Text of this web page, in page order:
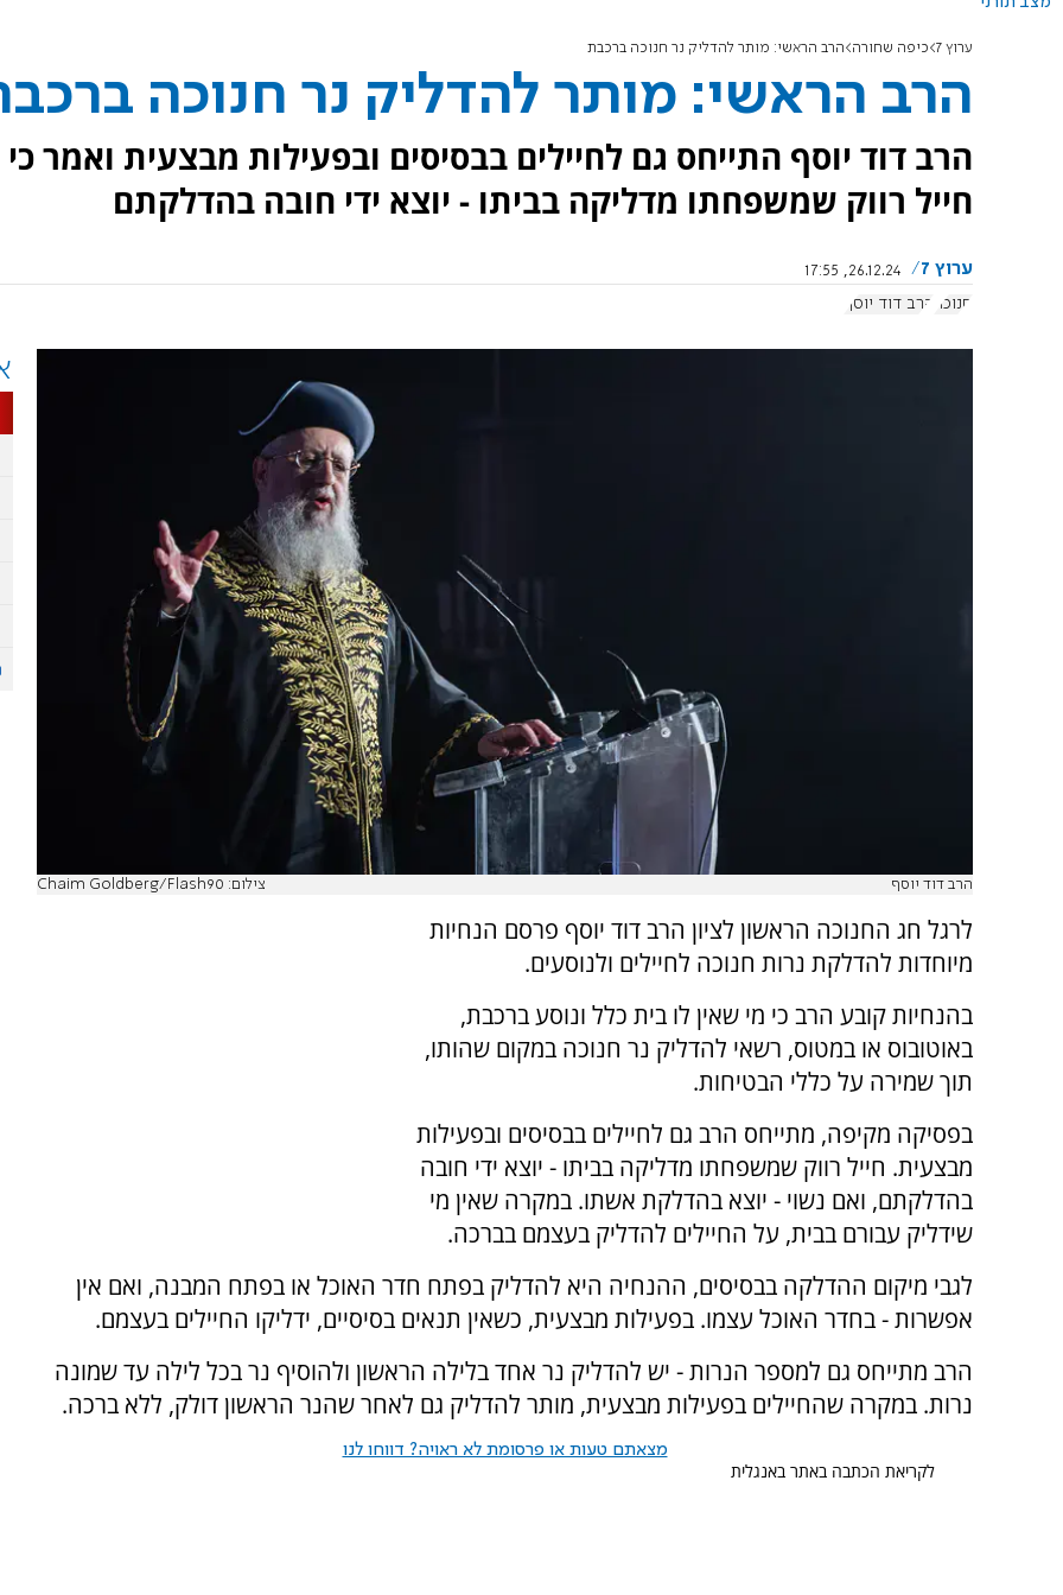
ערוץ 7 כיפה שחורה הרב הראשי: מותר להדליק נר חנוכה ברכבת
הרב הראשי: מותר להדליק נר חנוכה
הרב דוד יוסף התייחס גם לחיילים בבסיסים ובפעילות מבצעית ואמר כי
חייל רווק שמשפחתו מדליקה בביתו - יוצא ידי חובה בהדלקתם
ערוץ 7
26.12.24, 17:55
חנוכה
הרב דוד יוסף
הרב דוד יוסף צילום: Chaim Goldberg/Flash90
לרגל חג החנוכה הראשון לציון הרב דוד יוסף פרסם הנחיות
מיוחדות להדלקת נרות חנוכה לחיילים ולנוסעים.
בהנחיות קובע הרב כי מי שאין לו בית כלל ונוסע ברכבת,
באוטובוס או במטוס, רשאי להדליק נר חנוכה במקום שהותו,
תוך שמירה על כללי הבטיחות.
בפסיקה מקיפה, מתייחס הרב גם לחיילים בבסיסים ובפעילות
מבצעית. חייל רווק שמשפחתו מדליקה בביתו - יוצא ידי חובה
בהדלקתם, ואם נשוי - יוצא בהדלקת אשתו. במקרה שאין מי
שידליק עבורם בבית, על החיילים להדליק בעצמם בברכה.
לגבי מיקום ההדלקה בבסיסים, ההנחיה היא להדליק בפתח חדר האוכל או בפתח המבנה, ואם אין
אפשרות - בחדר האוכל עצמו. בפעילות מבצעית, כשאין תנאים בסיסיים, ידליקו החיילים בעצמם.
הרב מתייחס גם למספר הנרות - יש להדליק נר אחד בלילה הראשון ולהוסיף נר בכל לילה עד שמונה
נרות. במקרה שהחיילים בפעילות מבצעית, מותר להדליק גם לאחר שהנר הראשון דולק, ללא ברכה.
מצאתם טעות או פרסומת לא ראויה? דווחו לנו
לקריאת הכתבה באתר באנגלית